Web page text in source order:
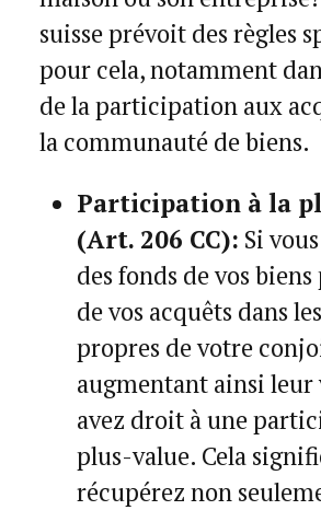
suisse prévoit des règles
pour cela, notamment
de la participation aux
la communauté de biens.
Participation à la
(Art. 206 CC): Si
des fonds de vos
de vos acquêts dans
propres de votre
augmentant ainsi leur
avez droit à une
plus-value. Cela
récupérez non